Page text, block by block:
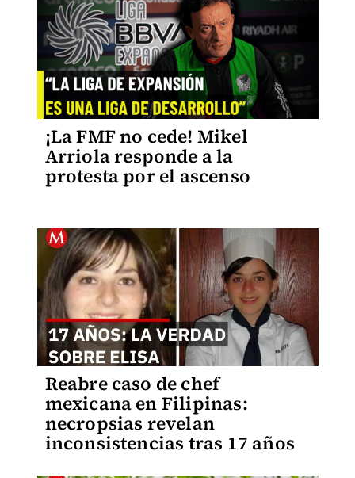
¡La FMF no cede! Mikel
Arriola responde a la
protesta por el ascenso
Reabre caso de chef
mexicana en Filipinas:
necropsias revelan
inconsistencias tras 17 años